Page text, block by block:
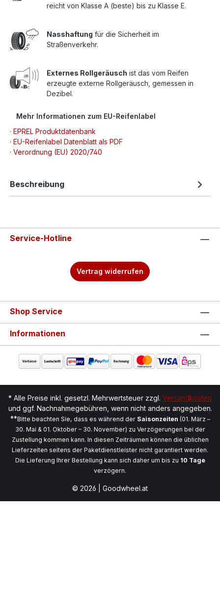
reicht von Klasse A (beste) bis zu Klasse E.
Nasshaftung für die Sicherheit im
Straßenverkehr.
Externes Rollgeräusch ist das vom Reifen
erzeugte externe Rollgeräusch, gemessen in
Dezibel.
Mehr Informationen zum EU-Reifenlabel
· EPREL Produktdatenbank
· EU-Reifenlabel Datenblatt als PDF
· Verordnung (EU) 2020/740
Beschreibung
Service-Hotline
Vertrag widerrufen
Shop Service
Informationen
* Alle Preise inkl. gesetzl. Mehrwertsteuer zzgl. Versandkosten
und ggf. Nachnahmegebühren, wenn nicht anders angegeben.
**Bitte beachten Sie, dass es während der Saisonzeiten (01. März –
30. Mai & 01. Oktober – 30. November) zu Verzögerungen bei der
Zustellung kommen kann. In diesen Zeiträumen können die üblichen
Lieferzeiten seitens der Paketdienstleister nicht garantiert werden.
Die Lieferung Ihrer Bestellung kann sich daher um bis zu 10 Tage
verzögern.
© 2026 | Goodwheel.at